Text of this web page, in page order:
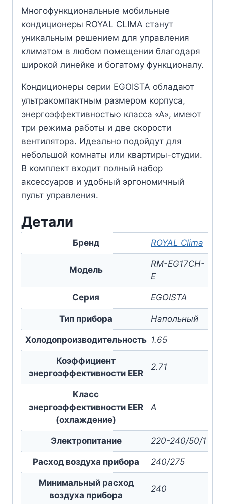
Многофункциональные мобильные
кондиционеры ROYAL CLIMA станут
уникальным решением для управления
климатом в любом помещении благодаря
широкой линейке и богатому функционалу.
Кондиционеры серии EGOISTA обладают
ультракомпактным размером корпуса,
энергоэффективностью класса «А», имеют
три режима работы и две скорости
вентилятора. Идеально подойдут для
небольшой комнаты или квартиры-студии.
В комплект входит полный набор
аксессуаров и удобный эргономичный
пульт управления.
Детали
Бренд ROYAL Clima
Модель
RM-EG17CH-
E
Серия EGOISTA
Тип прибора Напольный
Холодопроизводительность 1.65
Коэффициент
энергоэффективности EER
2.71
Класс
энергоэффективности EER
(охлаждение)
A
Электропитание 220-240/50/1
Расход воздуха прибора 240/275
Минимальный расход
воздуха прибора
240